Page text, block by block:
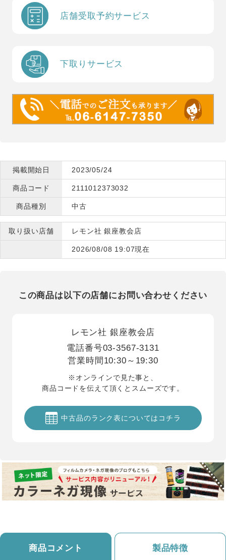
店舗受取予約サービス
下取りサービス
掲載開始日 2023/05/24
商品コード 2111012373032
商品種別 中古
取り扱い店舗 レモン社 銀座教会店
2026/08/08 19:07現在
この商品は以下の店舗にお問い合わせください
レモン社 銀座教会店
電話番号03-3567-3131
営業時間 10:30～19:30
※オンラインで見た事と、
商品コードを伝えて頂くとスムーズです。
中古品のランク表についてはコチラ
商品コメント 製品特徴